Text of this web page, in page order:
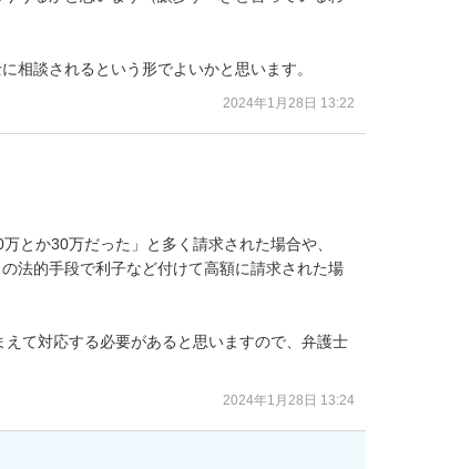
相談されるという形でよいかと思います。
2024年1月28日 13:22
とか30万だった」と多く請求された場合や、
法的手段で利子など付けて高額に請求された場
て対応する必要があると思いますので、弁護士
2024年1月28日 13:24